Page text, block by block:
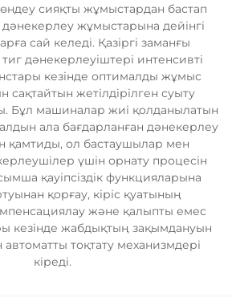
сияқты жұмыстардан бастап
жұмыстарына дейінгі
сай келеді. Қазіргі заманғы
дәнекерлеуіштері интенсивті
кезінде оптималды жұмыс
сақтайтын жетілдірілген суыту
Бұл машиналар жиі қолданылатын
ала бағдарланған дәнекерлеу
қамтиды, ол бастаушылар мен
үшін орнату процесін
қауіпсіздік функцияларына
қорғау, кіріс қуатының
және қалыпты емес
кезінде жабдықтың зақымдануын
тоқтату механизмдері
кіреді.